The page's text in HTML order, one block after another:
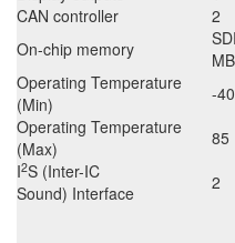
CAN controller
2
On-chip memory
MB
Operating Temperature
(Min)
-40
Operating Temperature
(Max)
85
I2S (Inter-IC
Sound) Interface
2